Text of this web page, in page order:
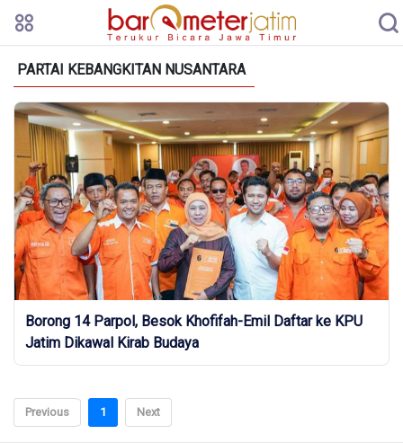
PARTAI KEBANGKITAN NUSANTARA
Borong 14 Parpol, Besok Khofifah-Emil Daftar ke KPU
Jatim Dikawal Kirab Budaya
Previous 1 Next